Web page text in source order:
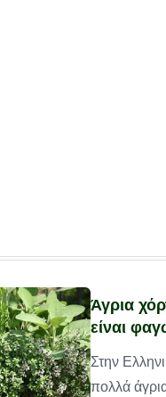
Άγρια
είναι
Στην
πολλά